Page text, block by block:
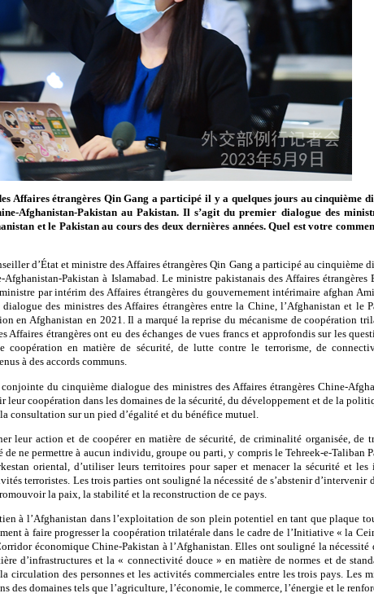
Affaires étrangères Qin Gang a participé il y a quelques jours au cinquième
Afghanistan-Pakistan au Pakistan. Il s’agit du premier dialogue des
et le Pakistan au cours des deux dernières années. Quel est votre
d’État et ministre des Affaires étrangères Qin Gang a participé au cinquième
Afghanistan-Pakistan à Islamabad. Le ministre pakistanais des Affaires étrangères
par intérim des Affaires étrangères du gouvernement intérimaire afghan
des ministres des Affaires étrangères entre la Chine, l’Afghanistan et le
en Afghanistan en 2021. Il a marqué la reprise du mécanisme de coopération
étrangères ont eu des échanges de vues francs et approfondis sur les
coopération en matière de sécurité, de lutte contre le terrorisme, de
à des accords communs.
du cinquième dialogue des ministres des Affaires étrangères Chine-
leur coopération dans les domaines de la sécurité, du développement et de la
consultation sur un pied d’égalité et du bénéfice mutuel.
leur action et de coopérer en matière de sécurité, de criminalité organisée, de
de ne permettre à aucun individu, groupe ou parti, y compris le Tehreek-e-Taliban
oriental, d’utiliser leurs territoires pour saper et menacer la sécurité et les
terroristes. Les trois parties ont souligné la nécessité de s’abstenir d’intervenir
la paix, la stabilité et la reconstruction de ce pays.
à l’Afghanistan dans l’exploitation de son plein potentiel en tant que plaque
à faire progresser la coopération trilatérale dans le cadre de l’Initiative « la
économique Chine-Pakistan à l’Afghanistan. Elles ont souligné la nécessité
d’infrastructures et la « connectivité douce » en matière de normes et de
circulation des personnes et les activités commerciales entre les trois pays. Les
des domaines tels que l’agriculture, l’économie, le commerce, l’énergie et le